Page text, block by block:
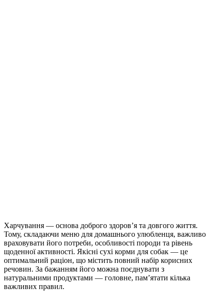
Харчування — основа доброго здоров’я та довгого життя.
Тому, складаючи меню для домашнього улюбленця, важливо
враховувати його потреби, особливості породи та рівень
щоденної активності. Якісні сухі корми для собак — це
оптимальний раціон, що містить повний набір корисних
речовин. За бажанням його можна поєднувати з
натуральними продуктами — головне, пам’ятати кілька
важливих правил.